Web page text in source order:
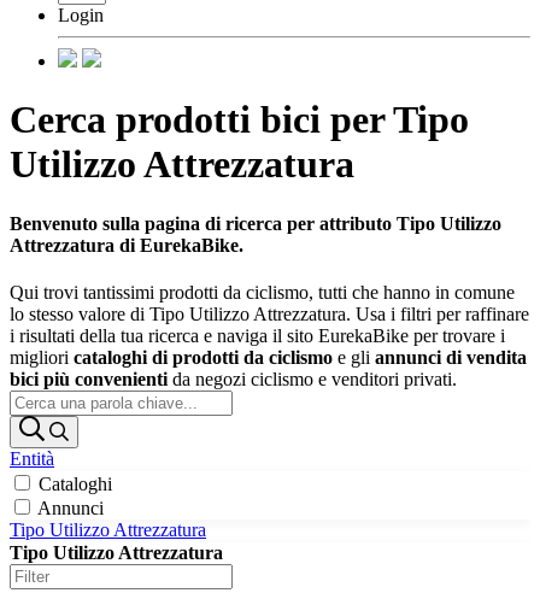
Login
Cerca prodotti bici per Tipo
Utilizzo Attrezzatura
Benvenuto sulla pagina di ricerca per attributo Tipo Utilizzo
Attrezzatura di EurekaBike.
Qui trovi tantissimi prodotti da ciclismo, tutti che hanno in comune
lo stesso valore di Tipo Utilizzo Attrezzatura. Usa i filtri per raffinare
i risultati della tua ricerca e naviga il sito EurekaBike per trovare i
migliori cataloghi di prodotti da ciclismo e gli annunci di vendita
bici più convenienti da negozi ciclismo e venditori privati.
Entità
Cataloghi
Annunci
Tipo Utilizzo Attrezzatura
Tipo Utilizzo Attrezzatura